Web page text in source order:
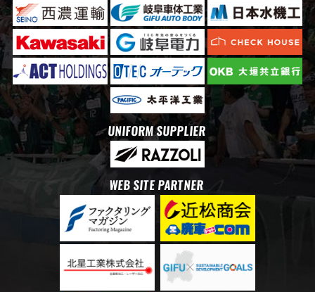
UNIFORM SUPPLIER
WEB SITE PARTNER